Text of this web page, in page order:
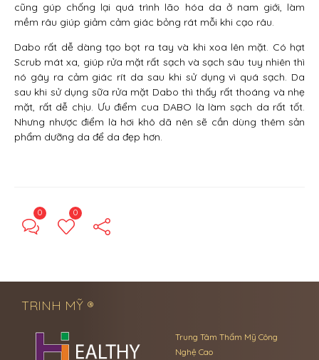
cũng gúp chống lại quá trình lão hóa da ở nam giới, làm
mềm râu giúp giảm cảm giác bỏng rát mỗi khi cạo râu.
Dabo rất dễ dàng tạo bọt ra tay và khi xoa lên mặt. Có hạt
Scrub mát xa, giúp rửa mặt rất sạch và sạch sâu tuy nhiên thì
nó gây ra cảm giác rít da sau khi sử dụng vì quá sạch. Da
sau khi sử dụng sữa rửa mặt Dabo thì thấy rất thoáng và nhẹ
mặt, rất dễ chịu. Ưu điểm cua DABO là làm sạch da rất tốt.
Nhưng nhược điểm là hơi khô dã nên sẽ cần dùng thêm sản
phẩm dưỡng da để da đẹp hơn.
0 0
TRINH MỸ ®
Trung Tâm Thẩm Mỹ Công
Nghệ Cao